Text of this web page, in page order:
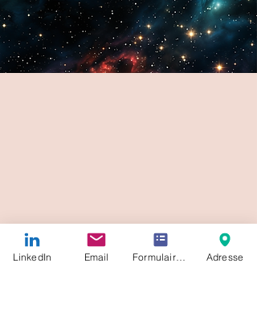
LinkedIn Email Formulaire de contact Adresse